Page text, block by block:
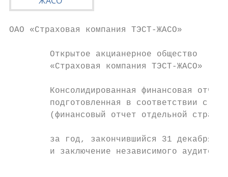
ОAО «Страховая компания ТЭСТ-ЖАСО»
        Открытое акцианерное общество
        «Страховая компания ТЭСТ-ЖАСО»
Консолидированная финансовая
подготовленная в соответствии с
(финансовый отчет отдельной
за год, закончившийся 31 декабря
        и заключение независимого аудитора